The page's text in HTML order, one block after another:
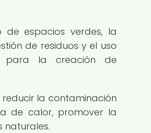
espacios verdes, la
de residuos y el uso
para la creación de
la contaminación
de calor, promover la
naturales.